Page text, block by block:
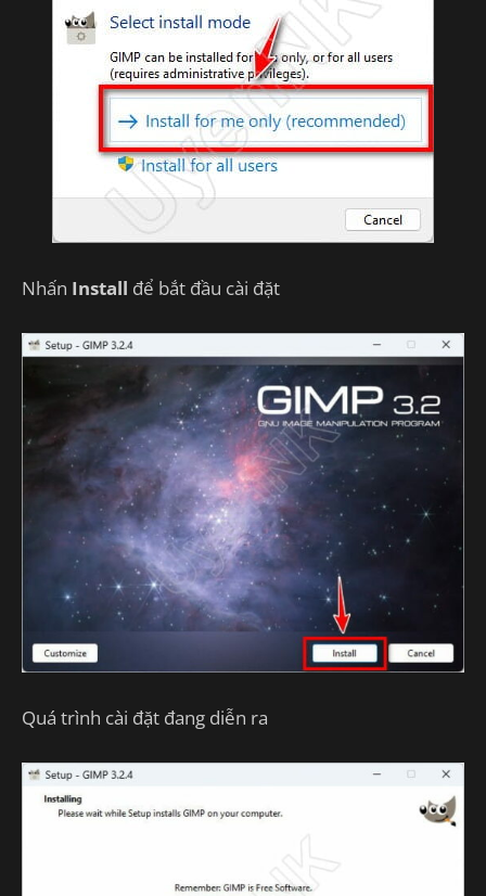
Nhấn Install để bắt đầu cài đặt
Quá trình cài đặt đang diễn ra